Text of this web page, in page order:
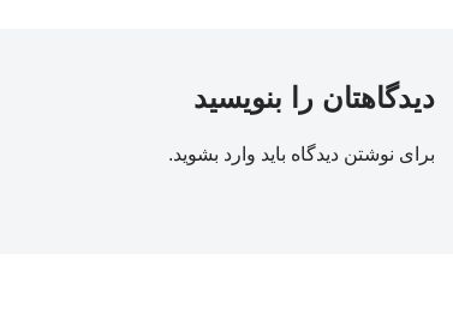
دیدگاهتان را بنویسید
برای نوشتن دیدگاه باید وارد بشوید.